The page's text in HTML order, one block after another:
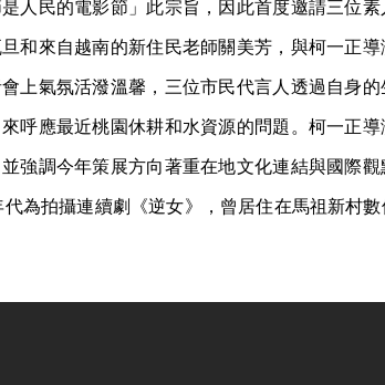
人民的電影節」此宗旨，因此首度邀請三位素
和來自越南的新住民老師關美芳，與柯一正
上氣氛活潑溫馨，三位市民代言人透過自身的
來呼應最近桃園休耕和水資源的問題。柯一正
強調今年策展方向著重在地文化連結與國際
為拍攝連續劇《逆女》，曾居住在馬祖新村